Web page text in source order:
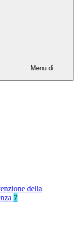
Menu di
della
7